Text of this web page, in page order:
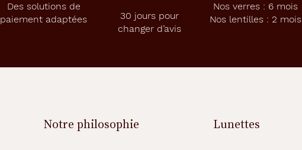
Des solutions de
paiement adaptées
30 jours pour
changer d’avis
Nos verres : 6 mois
Nos lentilles : 2 mois
Notre philosophie Lunettes